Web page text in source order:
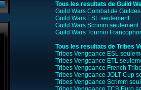
Tous les resultats de Guild
Guild Wars Combat de
Guild Wars ESL seulement
Guild Wars Scrimm seulement
Guild Wars Tournoi
Tous les resultats de Tribes
Tribes Vengeance ESL
Tribes Vengeance ETL
Tribes Vengeance French
Tribes Vengeance JOLT Cup
Tribes Vengeance Scrimm